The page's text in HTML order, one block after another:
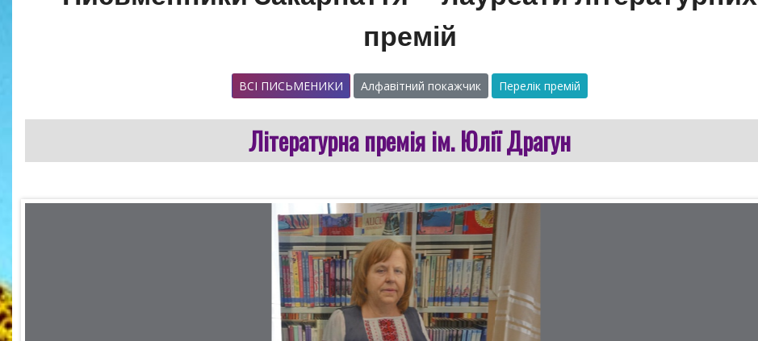
премій
ВСІ ПИСЬМЕНИКИ Алфавітний покажчик Перелік премій
Літературна премія ім. Юлії Драгун